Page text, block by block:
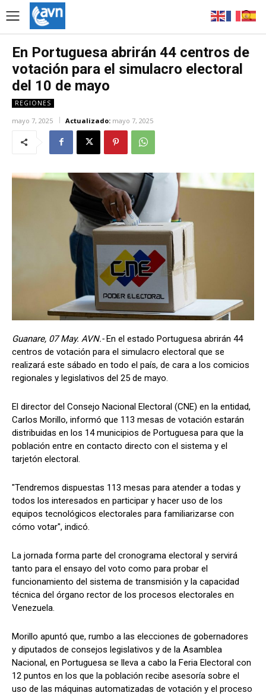
En Portuguesa abrirán 44 centros de
votación para el simulacro electoral
del 10 de mayo
REGIONES
mayo 7, 2025 Actualizado: mayo 7, 2025
Guanare, 07 May. AVN.-En el estado Portuguesa abrirán 44
centros de votación para el simulacro electoral que se
realizará este sábado en todo el país, de cara a los comicios
regionales y legislativos del 25 de mayo.
El director del Consejo Nacional Electoral (CNE) en la entidad,
Carlos Morillo, informó que 113 mesas de votación estarán
distribuidas en los 14 municipios de Portuguesa para que la
población entre en contacto directo con el sistema y el
tarjetón electoral.
"Tendremos dispuestas 113 mesas para atender a todas y
todos los interesados en participar y hacer uso de los
equipos tecnológicos electorales para familiarizarse con
cómo votar", indicó.
La jornada forma parte del cronograma electoral y servirá
tanto para el ensayo del voto como para probar el
funcionamiento del sistema de transmisión y la capacidad
técnica del órgano rector de los procesos electorales en
Venezuela.
Morillo apuntó que, rumbo a las elecciones de gobernadores
y diputados de consejos legislativos y de la Asamblea
Nacional, en Portuguesa se lleva a cabo la Feria Electoral con
12 puntos en los que la población recibe asesoría sobre el
uso de las máquinas automatizadas de votación y el proceso